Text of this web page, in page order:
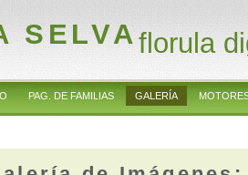
SELVAflorula
PAG. DE FAMILIAS GALERÍA